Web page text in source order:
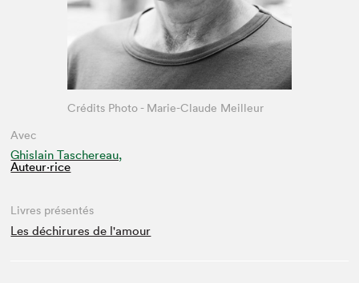
Avec
Ghislain Taschereau,
Auteur·rice
Crédits Photo - Marie-Claude Meilleur
Livres présentés
Les déchirures de l'amour